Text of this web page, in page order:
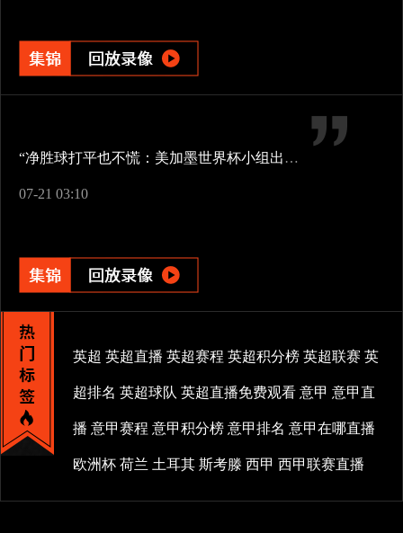
“净胜球打平也不慌：美加墨世界杯小组出线新规一图看懂”
07-21 03:10
英超 英超直播 英超赛程 英超积分榜 英超联赛 英
超排名 英超球队 英超直播免费观看 意甲 意甲直
播 意甲赛程 意甲积分榜 意甲排名 意甲在哪直播
欧洲杯 荷兰 土耳其 斯考滕 西甲 西甲联赛直播